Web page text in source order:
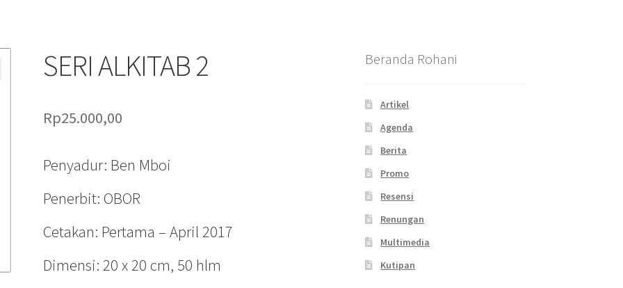
SERI ALKITAB 2
Rp25.000,00
Penyadur: Ben Mboi
Penerbit: OBOR
Cetakan: Pertama – April 2017
Dimensi: 20 x 20 cm, 50 hlm
Beranda Rohani
Artikel
Agenda
Berita
Promo
Resensi
Renungan
Multimedia
Kutipan